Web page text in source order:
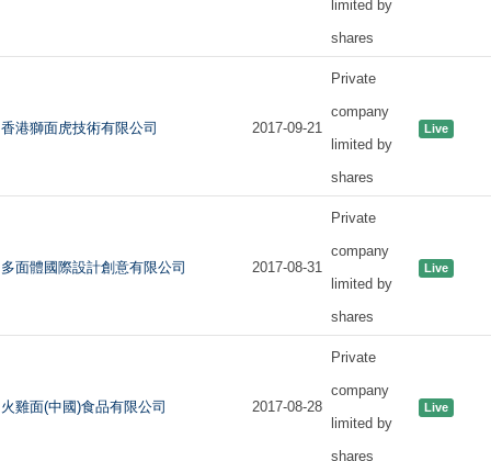
limited by
shares
香港獅面虎技術有限公司 2017-09-21
Private
company
limited by
shares
Live
多面體國際設計創意有限公司 2017-08-31
Private
company
limited by
shares
Live
火雞面(中國)食品有限公司 2017-08-28
Private
company
limited by
shares
Live